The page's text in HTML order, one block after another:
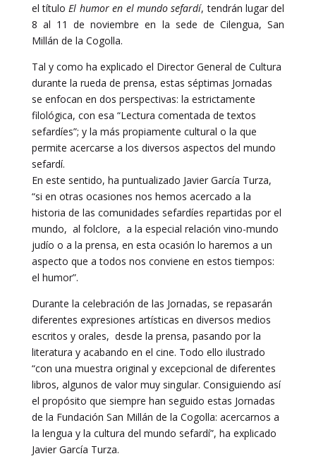
el título El humor en el mundo sefardí, tendrán lugar del
8 al 11 de noviembre en la sede de Cilengua, San
Millán de la Cogolla.
Tal y como ha explicado el Director General de Cultura
durante la rueda de prensa, estas séptimas Jornadas
se enfocan en dos perspectivas: la estrictamente
filológica, con esa “Lectura comentada de textos
sefardíes”; y la más propiamente cultural o la que
permite acercarse a los diversos aspectos del mundo
sefardí.
En este sentido, ha puntualizado Javier García Turza,
“si en otras ocasiones nos hemos acercado a la
historia de las comunidades sefardíes repartidas por el
mundo, al folclore, a la especial relación vino-mundo
judío o a la prensa, en esta ocasión lo haremos a un
aspecto que a todos nos conviene en estos tiempos:
el humor”.
Durante la celebración de las Jornadas, se repasarán
diferentes expresiones artísticas en diversos medios
escritos y orales, desde la prensa, pasando por la
literatura y acabando en el cine. Todo ello ilustrado
“con una muestra original y excepcional de diferentes
libros, algunos de valor muy singular. Consiguiendo así
el propósito que siempre han seguido estas Jornadas
de la Fundación San Millán de la Cogolla: acercarnos a
la lengua y la cultura del mundo sefardí”, ha explicado
Javier García Turza.